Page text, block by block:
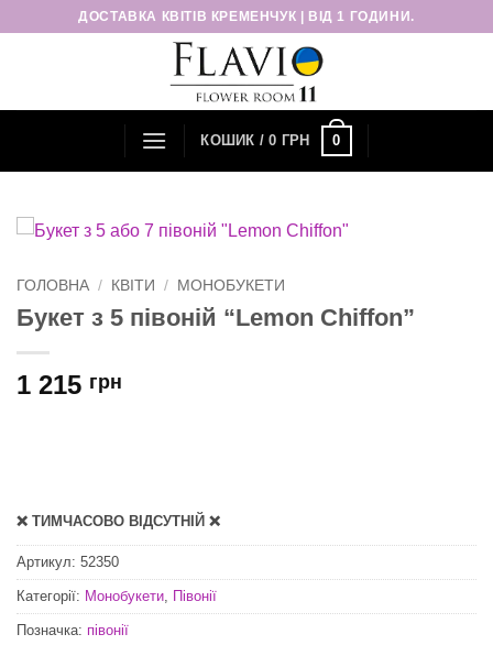
ПропуститиДОСТАВКА КВІТІВ КРЕМЕНЧУК | ВІД 1 ГОДИНИ.
КОШИК /0 ГРН 0
ГОЛОВНА / КВІТИ / МОНОБУКЕТИ
Букет з 5 півоній “Lemon Chiffon”
1 215 грн
❌ ТИМЧАСОВО ВІДСУТНІЙ ❌
Артикул: 52350
Категорії: Монобукети Півонії
Позначка: півонії